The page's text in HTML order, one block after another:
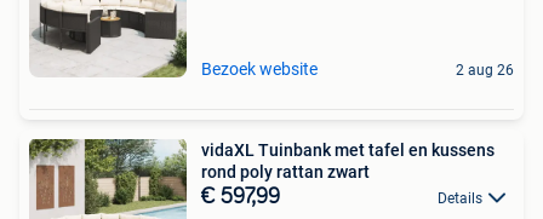
Bezoek website 2 aug 26
vidaXL Tuinbank met tafel en kussens
rond poly rattan zwart
€ 597,99 Details